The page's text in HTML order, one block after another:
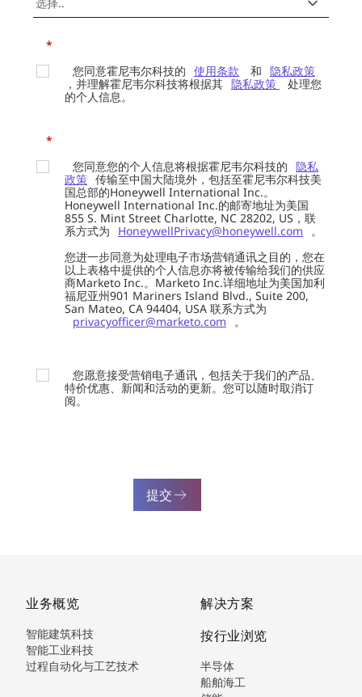
*
您同意霍尼韦尔科技的 使用条款 和 隐私政策
，并理解霍尼韦尔科技将根据其 隐私政策
处理您
的个人信息。
*
您同意您的个人信息将根据霍尼韦尔科技的 隐私
政策 传输至中国大陆境外，包括至霍尼韦尔科技美
国总部的Honeywell International Inc.。
Honeywell International Inc.的邮寄地址为美国
855 S. Mint Street Charlotte, NC 28202, US，联
系方式为
HoneywellPrivacy@honeywell.com
。
您进一步同意为处理电子市场营销通讯之目的，您在
以上表格中提供的个人信息亦将被传输给我们的供应
商Marketo Inc.。Marketo Inc.详细地址为美国加利
福尼亚州901 Mariners Island Blvd., Suite 200,
San Mateo, CA 94404, USA 联系方式为
privacyofficer@marketo.com
。
您愿意接受营销电子通讯，包括关于我们的产品、
特价优惠、新闻和活动的更新。您可以随时取消订
阅。
提交
业务概览
智能建筑科技
智能工业科技
过程自动化与工艺技术
解决方案
按行业浏览
半导体
船舶海工